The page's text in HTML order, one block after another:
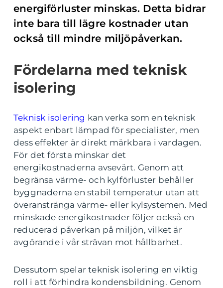
energiförluster minskas. Detta bidrar
inte bara till lägre kostnader utan
också till mindre miljöpåverkan.
Fördelarna med teknisk
isolering
Teknisk isolering kan verka som en teknisk
aspekt enbart lämpad för specialister, men
dess effekter är direkt märkbara i vardagen.
För det första minskar det
energikostnaderna avsevärt. Genom att
begränsa värme- och kylförluster behåller
byggnaderna en stabil temperatur utan att
överanstränga värme- eller kylsystemen. Med
minskade energikostnader följer också en
reducerad påverkan på miljön, vilket är
avgörande i vår strävan mot hållbarhet.
Dessutom spelar teknisk isolering en viktig
roll i att förhindra kondensbildning. Genom